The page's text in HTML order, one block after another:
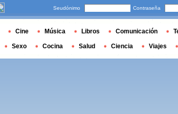
Seudónimo Contraseña
Cine Música Libros Comunicación
Sexo Cocina Salud Ciencia Viajes